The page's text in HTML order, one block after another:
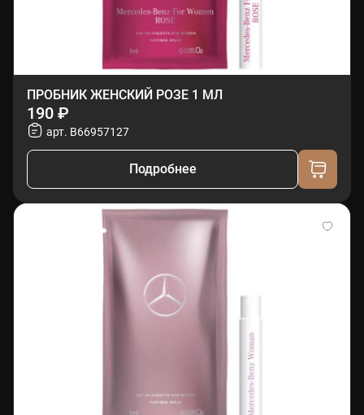
ПРОБНИК ЖЕНСКИЙ РОЗЕ 1 МЛ
190 ₽
арт. B66957127
Подробнее